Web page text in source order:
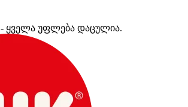
- ყველა უფლება დაცულია.